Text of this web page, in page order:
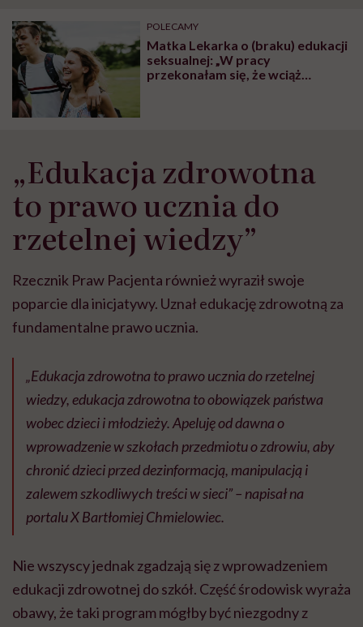
może chyba tylko
głupota i brak
wyobraźni"
pracy
POLECAMY
Matka Lekarka o (braku) edukacji
seksualnej: „W pracy
przekonałam się, że wciąż
„Edukacja zdrowotna
to prawo ucznia do
rzetelnej wiedzy”
Rzecznik Praw Pacjenta również wyraził swoje
poparcie dla inicjatywy. Uznał edukację zdrowotną za
fundamentalne prawo ucznia.
„Edukacja zdrowotna to prawo ucznia do rzetelnej
wiedzy, edukacja zdrowotna to obowiązek państwa
wobec dzieci i młodzieży. Apeluję od dawna o
wprowadzenie w szkołach przedmiotu o zdrowiu, aby
chronić dzieci przed dezinformacją, manipulacją i
zalewem szkodliwych treści w sieci” – napisał na
portalu X Bartłomiej Chmielowiec.
Nie wszyscy jednak zgadzają się z wprowadzeniem
edukacji zdrowotnej do szkół. Część środowisk wyraża
obawy, że taki program mógłby być niezgodny z